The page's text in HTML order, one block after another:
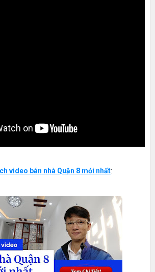
video bán nhà Quận 8 mới nhất: